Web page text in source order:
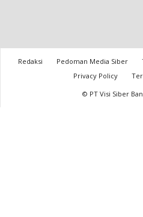
Redaksi Pedoman Media Siber
Privacy Policy
© PT Visi Siber